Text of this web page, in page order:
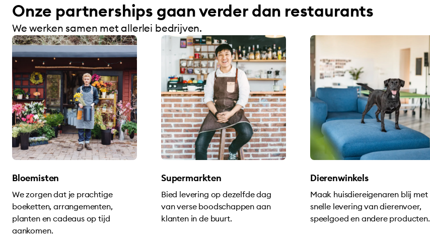
Onze partnerships gaan verder dan restaurants
We werken samen met allerlei bedrijven.
Bloemisten
We zorgen dat je prachtige
boeketten, arrangementen,
planten en cadeaus op tijd
aankomen.
Supermarkten
Bied levering op dezelfde dag
van verse boodschappen aan
klanten in de buurt.
Dierenwinkels
Maak huisdiereigenaren blij met
snelle levering van dierenvoer,
speelgoed en andere producten.